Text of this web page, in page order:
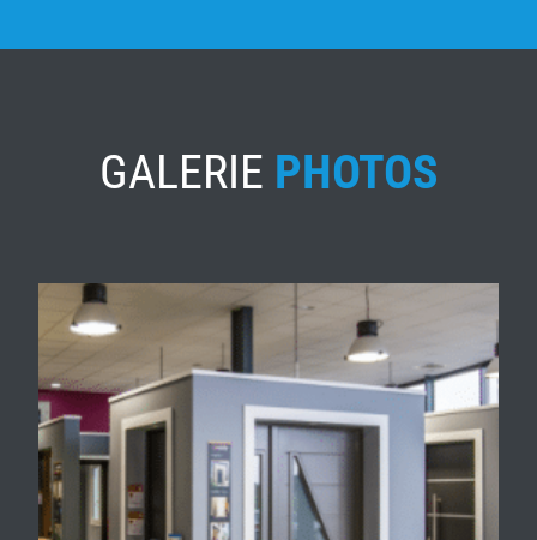
GALERIE PHOTOS